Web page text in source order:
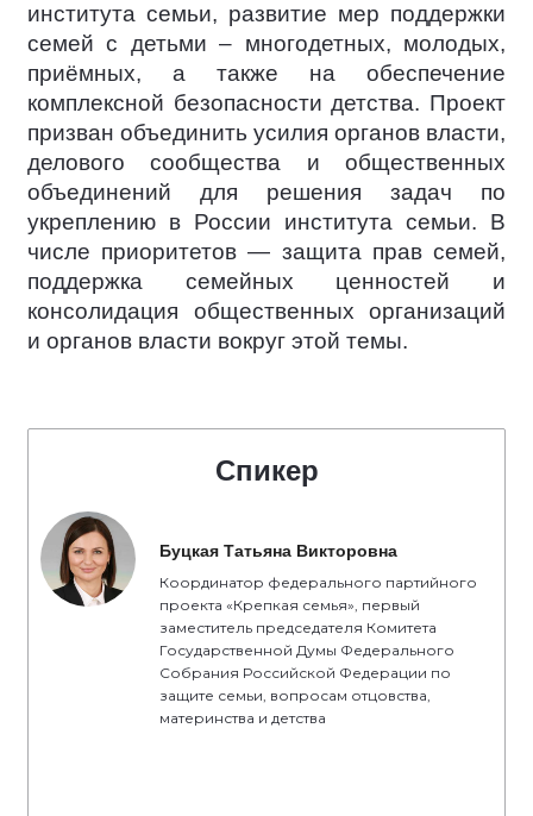
института семьи, развитие мер поддержки
семей с детьми – многодетных, молодых,
приёмных, а также на обеспечение
комплексной безопасности детства. Проект
призван объединить усилия органов власти,
делового сообщества и общественных
объединений для решения задач по
укреплению в России института семьи. В
числе приоритетов — защита прав семей,
поддержка семейных ценностей и
консолидация общественных организаций
и органов власти вокруг этой темы.
Спикер
Буцкая Татьяна Викторовна
Координатор федерального партийного
проекта «Крепкая семья», первый
заместитель председателя Комитета
Государственной Думы Федерального
Собрания Российской Федерации по
защите семьи, вопросам отцовства,
материнства и детства